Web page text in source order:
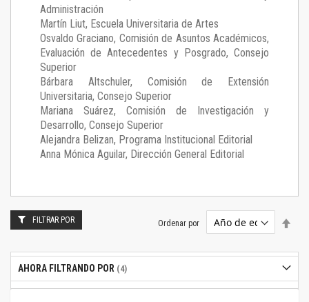
Administración
Martín Liut, Escuela Universitaria de Artes
Osvaldo Graciano, Comisión de Asuntos Académicos,
Evaluación de Antecedentes y Posgrado, Consejo
Superior
Bárbara Altschuler, Comisión de Extensión
Universitaria, Consejo Superior
Mariana Suárez, Comisión de Investigación y
Desarrollo, Consejo Superior
Alejandra Belizan, Programa Institucional Editorial
Anna Mónica Aguilar, Dirección General Editorial
Ordenar por
FILTRAR POR
AHORA FILTRANDO POR